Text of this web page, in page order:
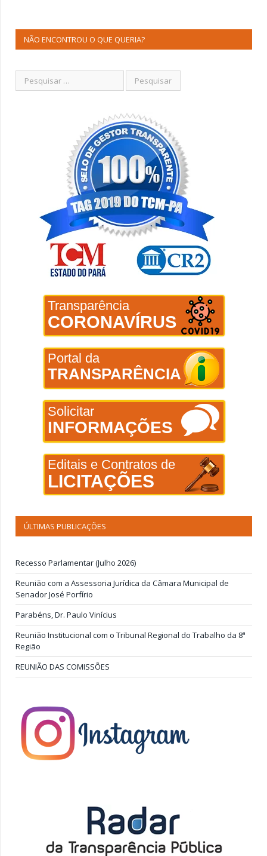
NÃO ENCONTROU O QUE QUERIA?
Transparência
CORONAVÍRUS
Portal da
TRANSPARÊNCIA
Solicitar
INFORMAÇÕES
Editais e Contratos de
LICITAÇÕES
ÚLTIMAS PUBLICAÇÕES
Recesso Parlamentar (Julho 2026)
Reunião com a Assessoria Jurídica da Câmara Municipal de
Senador José Porfírio
Parabéns, Dr. Paulo Vinícius
Reunião Institucional com o Tribunal Regional do Trabalho da 8ª
Região
REUNIÃO DAS COMISSÕES